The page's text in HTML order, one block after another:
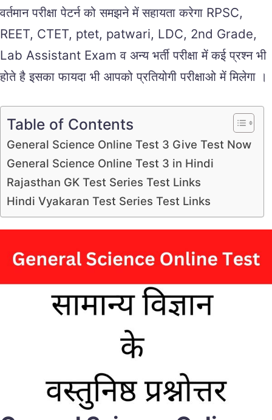
वर्तमान परीक्षा पेटर्न को समझने में सहायता करेगा RPSC,
REET, CTET, ptet, patwari, LDC, 2nd Grade,
Lab Assistant Exam व अन्य भर्ती परीक्षा में कई प्रश्न भी
होते है इसका फायदा भी आपको प्रतियोगी परीक्षाओ में मिलेगा ।
Table of Contents
General Science Online Test 3 Give Test Now
General Science Online Test 3 in Hindi
Rajasthan GK Test Series Test Links
Hindi Vyakaran Test Series Test Links